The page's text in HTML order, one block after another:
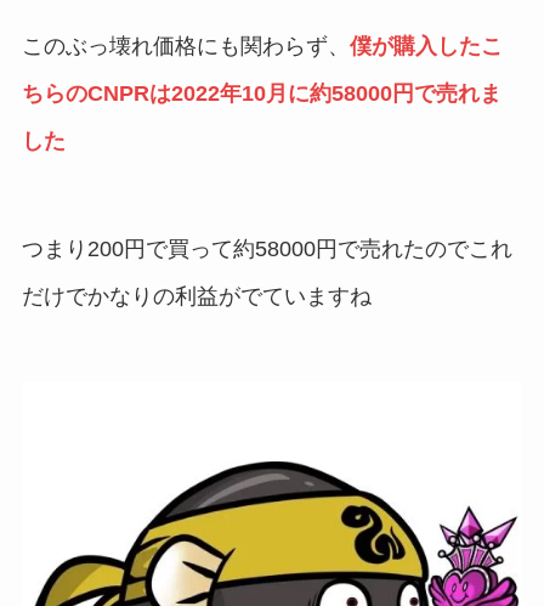
このぶっ壊れ価格にも関わらず、 僕が購入したこ
ちらのCNPRは2022年10月に約58000円で売れま
した
つまり200円で買って約58000円で売れたのでこれ
だけでかなりの利益がでていますね